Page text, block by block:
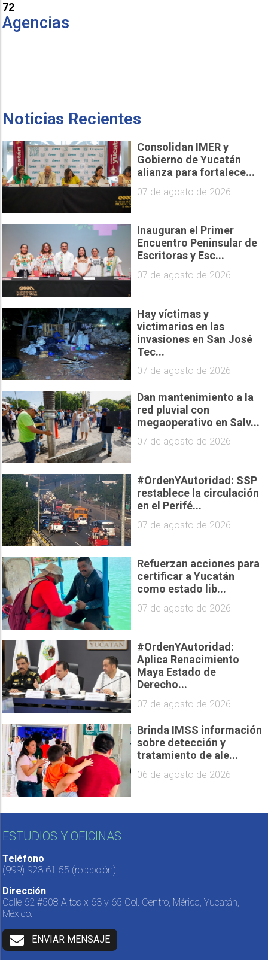
72
Agencias
Noticias Recientes
Consolidan IMER y
Gobierno de Yucatán
alianza para fortalece...
07 de agosto de 2026
Inauguran el Primer
Encuentro Peninsular de
Escritoras y Esc...
07 de agosto de 2026
Hay víctimas y
victimarios en las
invasiones en San José
Tec...
07 de agosto de 2026
Dan mantenimiento a la
red pluvial con
megaoperativo en Salv...
07 de agosto de 2026
#OrdenYAutoridad: SSP
restablece la circulación
en el Perifé...
07 de agosto de 2026
Refuerzan acciones para
certificar a Yucatán
como estado lib...
07 de agosto de 2026
#OrdenYAutoridad:
Aplica Renacimiento
Maya Estado de
Derecho...
07 de agosto de 2026
Brinda IMSS información
sobre detección y
tratamiento de ale...
06 de agosto de 2026
ESTUDIOS Y OFICINAS
Teléfono
(999) 923 61 55 (recepción)
Dirección
Calle 62 #508 Altos x 63 y 65 Col. Centro, Mérida, Yucatán,
México.
ENVIAR MENSAJE